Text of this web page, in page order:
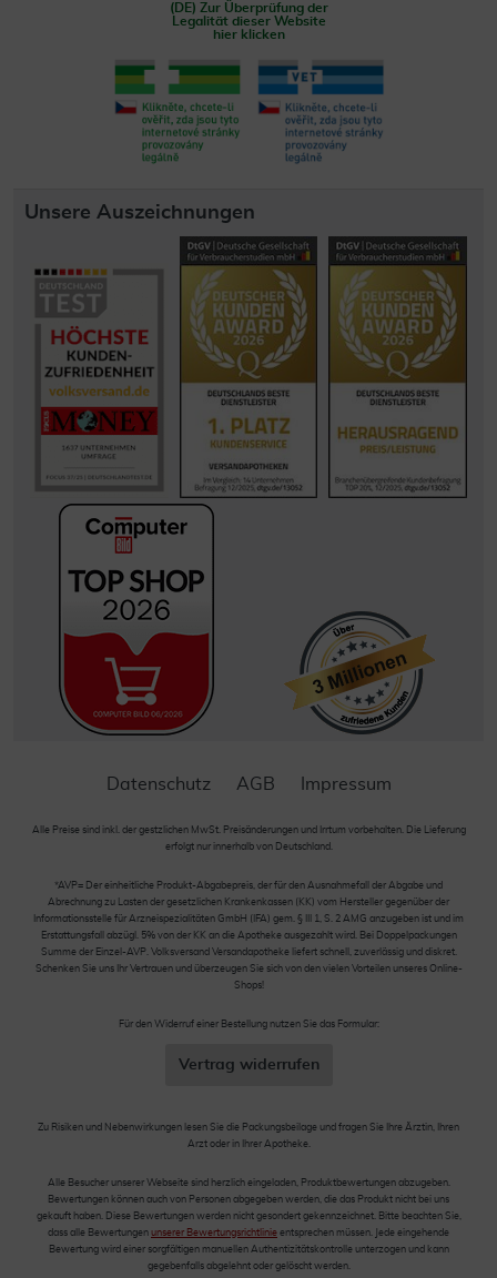
(DE) Zur Überprüfung der
Legalität dieser Website
hier klicken
Unsere Auszeichnungen
Datenschutz AGB Impressum
Alle Preise sind inkl. der gestzlichen MwSt. Preisänderungen und Irrtum vorbehalten. Die Lieferung
erfolgt nur innerhalb von Deutschland.
*AVP= Der einheitliche Produkt-Abgabepreis, der für den Ausnahmefall der Abgabe und
Abrechnung zu Lasten der gesetzlichen Krankenkassen (KK) vom Hersteller gegenüber der
Informationsstelle für Arzneispezialitäten GmbH (IFA) gem. § III 1, S. 2 AMG anzugeben ist und im
Erstattungsfall abzügl. 5% von der KK an die Apotheke ausgezahlt wird. Bei Doppelpackungen
Summe der Einzel-AVP. Volksversand Versandapotheke liefert schnell, zuverlässig und diskret.
Schenken Sie uns Ihr Vertrauen und überzeugen Sie sich von den vielen Vorteilen unseres Online-
Shops!
Für den Widerruf einer Bestellung nutzen Sie das Formular:
Vertrag widerrufen
Zu Risiken und Nebenwirkungen lesen Sie die Packungsbeilage und fragen Sie Ihre Ärztin, Ihren
Arzt oder in Ihrer Apotheke.
Alle Besucher unserer Webseite sind herzlich eingeladen, Produktbewertungen abzugeben.
Bewertungen können auch von Personen abgegeben werden, die das Produkt nicht bei uns
gekauft haben. Diese Bewertungen werden nicht gesondert gekennzeichnet. Bitte beachten Sie,
dass alle Bewertungen unserer Bewertungsrichtlinie entsprechen müssen. Jede eingehende
Bewertung wird einer sorgfältigen manuellen Authentizitätskontrolle unterzogen und kann
gegebenfalls abgelehnt oder gelöscht werden.